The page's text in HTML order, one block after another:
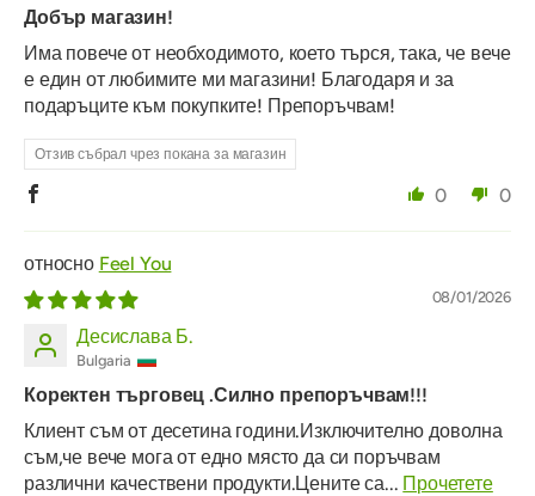
Добър магазин!
Има повече от необходимото, което търся, така, че вече
е един от любимите ми магазини! Благодаря и за
подаръците към покупките! Препоръчвам!
Отзив събрал чрез покана за магазин
0 0
Feel You
08/01/2026
Десислава Б.
Bulgaria
Коректен търговец .Силно препоръчвам!!!
Клиент съм от десетина години.Изключително доволна
съм,че вече мога от едно място да си поръчвам
различни качествени продукти.Цените са... Прочетете